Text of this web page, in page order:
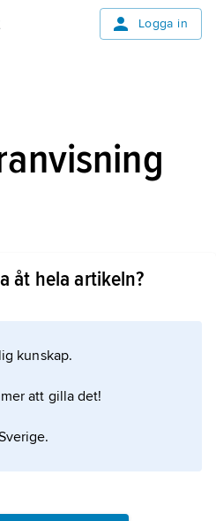
Logga in
åt hela artikeln?
kunskap.
att gilla det!